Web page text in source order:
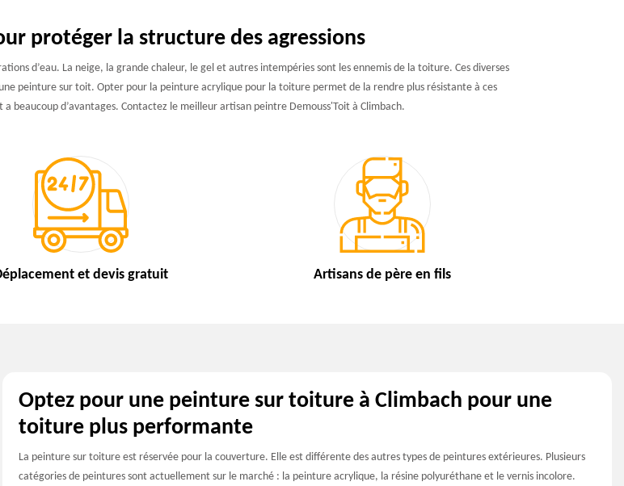
protéger la structure des agressions
d’eau. La neige, la grande chaleur, le gel et autres intempéries sont les ennemis de la toiture. Ces diverses
peinture sur toit. Opter pour la peinture acrylique pour la toiture permet de la rendre plus résistante à ces
beaucoup d’avantages. Contactez le meilleur artisan peintre Demouss'Toit à Climbach.
et devis gratuit Artisans de père en fils
Optez pour une peinture sur toiture à Climbach pour une
toiture plus performante
La peinture sur toiture est réservée pour la couverture. Elle est différente des autres types de peintures extérieures. Plusieurs
catégories de peintures sont actuellement sur le marché : la peinture acrylique, la résine polyuréthane et le vernis incolore.